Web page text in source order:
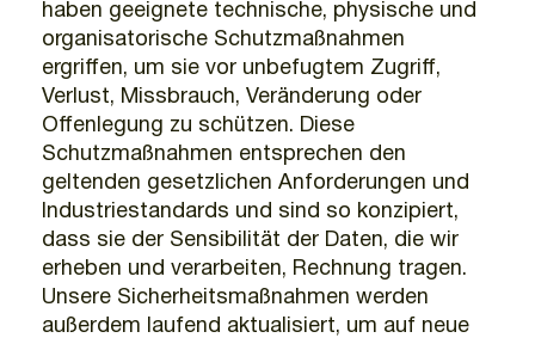
haben geeignete technische, physische und
organisatorische Schutzmaßnahmen
ergriffen, um sie vor unbefugtem Zugriff,
Verlust, Missbrauch, Veränderung oder
Offenlegung zu schützen. Diese
Schutzmaßnahmen entsprechen den
geltenden gesetzlichen Anforderungen und
Industriestandards und sind so konzipiert,
dass sie der Sensibilität der Daten, die wir
erheben und verarbeiten, Rechnung tragen.
Unsere Sicherheitsmaßnahmen werden
außerdem laufend aktualisiert, um auf neue